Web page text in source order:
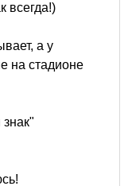
всегда!)
а у
на стадионе